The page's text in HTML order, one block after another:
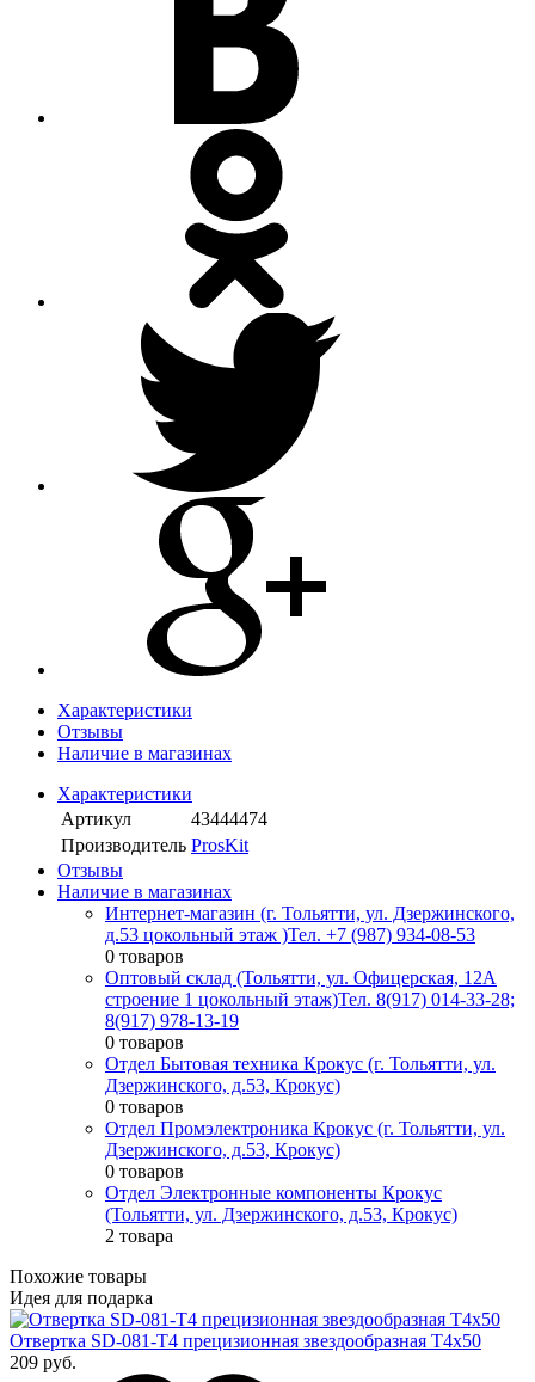
Характеристики
Отзывы
Наличие в магазинах
Характеристики
Артикул
43444474
Производитель ProsKit
Отзывы
Наличие в магазинах
Интернет-магазин (г. Тольятти, ул. Дзержинского,
д.53 цокольный этаж )Тел. +7 (987) 934-08-53
0 товаров
Оптовый склад (Тольятти, ул. Офицерская, 12А
строение 1 цокольный этаж)Тел. 8(917) 014-33-28;
8(917) 978-13-19
0 товаров
Отдел Бытовая техника Крокус (г. Тольятти, ул.
Дзержинского, д.53, Крокус)
0 товаров
Отдел Промэлектроника Крокус (г. Тольятти, ул.
Дзержинского, д.53, Крокус)
0 товаров
Отдел Электронные компоненты Крокус
(Тольятти, ул. Дзержинского, д.53, Крокус)
2 товара
Похожие товары
Идея для подарка
Отвертка SD-081-T4 прецизионная звездообразная T4х50
209 руб.